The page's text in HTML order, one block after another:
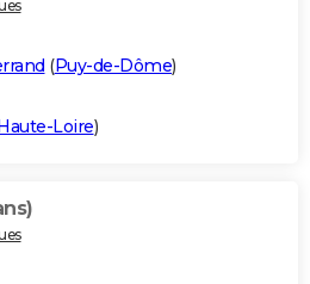
(Puy-de-Dôme)
Loire)